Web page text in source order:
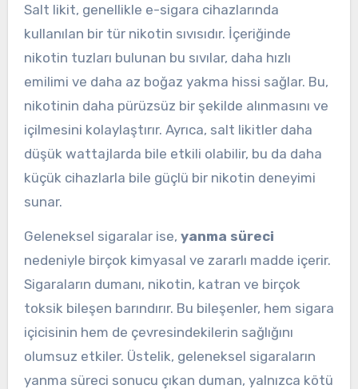
Salt likit, genellikle e-sigara cihazlarında
kullanılan bir tür nikotin sıvısıdır. İçeriğinde
nikotin tuzları bulunan bu sıvılar, daha hızlı
emilimi ve daha az boğaz yakma hissi sağlar. Bu,
nikotinin daha pürüzsüz bir şekilde alınmasını ve
içilmesini kolaylaştırır. Ayrıca, salt likitler daha
düşük wattajlarda bile etkili olabilir, bu da daha
küçük cihazlarla bile güçlü bir nikotin deneyimi
sunar.
Geleneksel sigaralar ise, yanma süreci
nedeniyle birçok kimyasal ve zararlı madde içerir.
Sigaraların dumanı, nikotin, katran ve birçok
toksik bileşen barındırır. Bu bileşenler, hem sigara
içicisinin hem de çevresindekilerin sağlığını
olumsuz etkiler. Üstelik, geleneksel sigaraların
yanma süreci sonucu çıkan duman, yalnızca kötü